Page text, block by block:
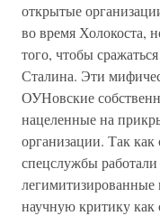
открытые
во время Холокоста,
того, чтобы
Сталина. Эти
ОУНовские
нацеленные на
организации. Так
спецслужбы
легимитизированные
научную критику